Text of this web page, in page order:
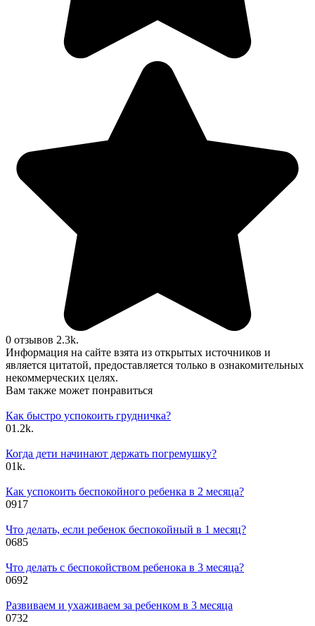
0 отзывов 2.3k.
Информация на сайте взята из открытых источников и
является цитатой, предоставляется только в ознакомительных
некоммерческих целях.
Вам также может понравиться
Как быстро успокоить грудничка?
01.2k.
Когда дети начинают держать погремушку?
01k.
Как успокоить беспокойного ребенка в 2 месяца?
0917
Что делать, если ребенок беспокойный в 1 месяц?
0685
Что делать с беспокойством ребенока в 3 месяца?
0692
Развиваем и ухаживаем за ребенком в 3 месяца
0732